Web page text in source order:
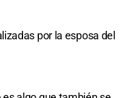
por la esposa del